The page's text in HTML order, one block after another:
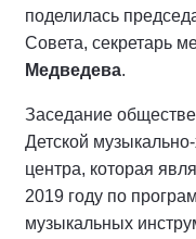
поделилась
Совета, секретарь
Медведева.
Заседание
Детской
центра, которая
2019 году по
музыкальных